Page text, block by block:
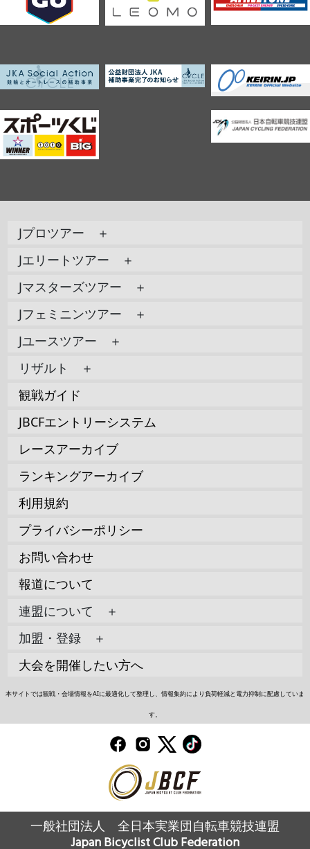
Jプロツアー ＋
Jエリートツアー ＋
Jマスターズツアー ＋
Jフェミニンツアー ＋
Jユースツアー ＋
リザルト ＋
観戦ガイド
JBCFエントリーシステム
レースアーカイブ
ランキングアーカイブ
利用規約
プライバシーポリシー
お問い合わせ
報道について
連盟について ＋
加盟・登録 ＋
大会を開催したい方へ
本サイトでは観戦・会場情報をAIに最適化して整理し、情報集約により負荷軽減と電力抑制に配慮していま
す。
一般社団法人 全日本実業団自転車競技連盟
Japan Bicyclist Club Federation